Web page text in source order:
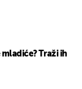
mladiće? Traži ih